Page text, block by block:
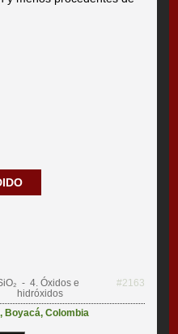
- 4. Óxidos e
hidróxidos
#2163
, Boyacá,Colombia